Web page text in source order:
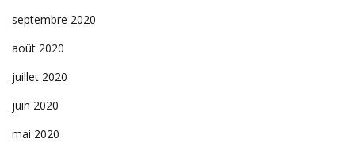
septembre 2020
août 2020
juillet 2020
juin 2020
mai 2020